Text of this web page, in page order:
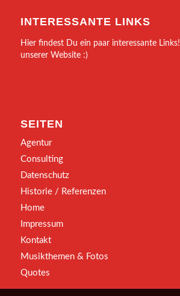
INTERESSANTE LINKS
Hier findest Du ein paar interessante
unserer Website :)
SEITEN
Agentur
Consulting
Datenschutz
Historie / Referenzen
Home
Impressum
Kontakt
Musikthemen & Fotos
Quotes